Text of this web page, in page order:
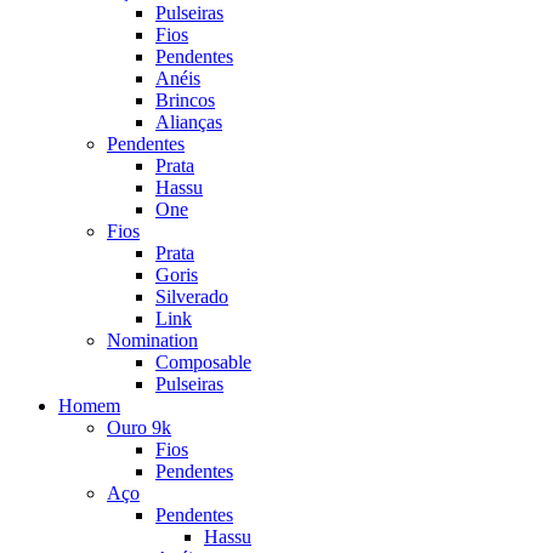
Pulseiras
Fios
Pendentes
Anéis
Brincos
Alianças
Pendentes
Prata
Hassu
One
Fios
Prata
Goris
Silverado
Link
Nomination
Composable
Pulseiras
Homem
Ouro 9k
Fios
Pendentes
Aço
Pendentes
Hassu